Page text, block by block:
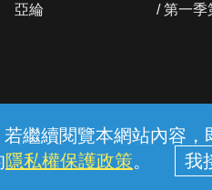
繼續閱覽本網站內容
隱私權保護政策。
亞綸
/ 第一季
服務條款 隱私權保護
司 (統一編號：96979949) © 2026